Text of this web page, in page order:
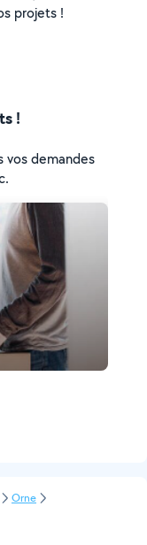
projets !
!
vos demandes
Orne